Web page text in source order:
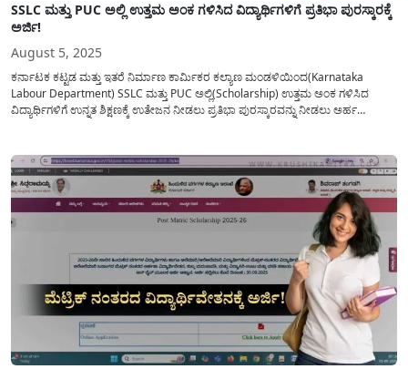
SSLC ಮತ್ತು PUC ಅಲ್ಲಿ ಉತ್ತಮ ಅಂಕ ಗಳಿಸಿದ ವಿದ್ಯಾರ್ಥಿಗಳಿಗೆ ಪ್ರತಿಭಾ ಪುರಸ್ಕಾರಕ್ಕೆ
ಅರ್ಜಿ!
August 5, 2025
ಕರ್ನಾಟಕ ಕಟ್ಟಡ ಮತ್ತು ಇತರೆ ನಿರ್ಮಾಣ ಕಾರ್ಮಿಕರ ಕಲ್ಯಾಣ ಮಂಡಳಿಯಿಂದ(Karnataka
Labour Department) SSLC ಮತ್ತು PUC ಅಲ್ಲಿ(Scholarship) ಉತ್ತಮ ಅಂಕ ಗಳಿಸಿದ
ವಿದ್ಯಾರ್ಥಿಗಳಿಗೆ ಉನ್ನತ ಶಿಕ್ಷಣಕ್ಕೆ ಉತೇಜನ ನೀಡಲು ಪ್ರತಿಭಾ ಪುರಸ್ಕಾರವನ್ನು ನೀಡಲು ಅರ್ಹ